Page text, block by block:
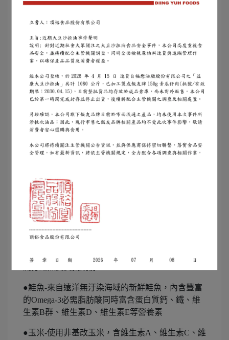
貝貝吻魚寶寶粥裡面有細小的干貝絲，增加粥品的
口感。
貝貝吻魚寶寶粥打開包裝我發現竟然有柴魚香氣，
老實說~真的好香，每次餵小楊桃時我都很想吃~哈
燈，在食物面前絕不退讓!!
▌ 滿分鮭魚寶寶粥
鮭魚也是我愛吃的魚類，營養價值極高，市售寶寶
●鮭魚-來自遠洋無汙染海域的新鮮鮭魚，內含豐富
的Omega-3必需脂肪酸同時富含蛋白質鈣、鐵、維
生素B群、維生素D、維生素E等營養素
●玉米-使用非基改玉米，含維生素A、維生素C、維